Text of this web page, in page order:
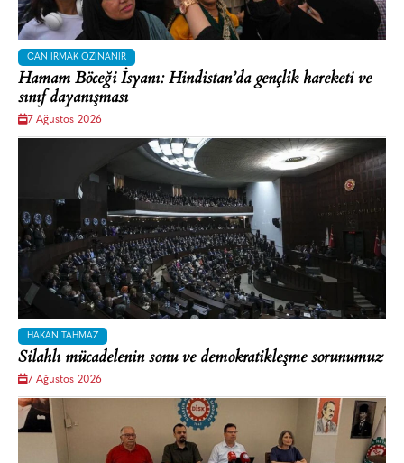
CAN IRMAK ÖZINANIR
Hamam Böceği İsyanı: Hindistan’da gençlik hareketi ve
sınıf dayanışması
7 Ağustos 2026
HAKAN TAHMAZ
Silahlı mücadelenin sonu ve demokratikleşme sorunumuz
7 Ağustos 2026